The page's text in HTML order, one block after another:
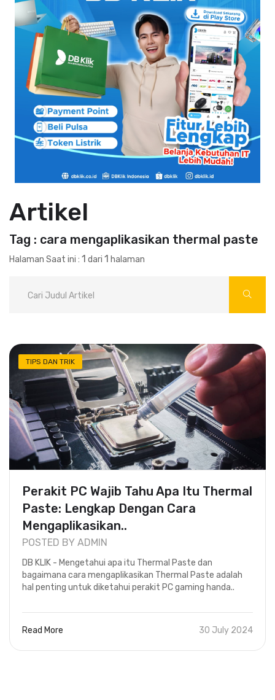
Artikel
Tag : cara mengaplikasikan thermal paste
Halaman Saat ini : 1 dari 1 halaman
TIPS DAN TRIK
Perakit PC Wajib Tahu Apa Itu Thermal
Paste: Lengkap Dengan Cara
Mengaplikasikan..
POSTED BY ADMIN
DB KLIK - Mengetahui apa itu Thermal Paste dan
bagaimana cara mengaplikasikan Thermal Paste adalah
hal penting untuk diketahui perakit PC gaming handa..
Read More 30 July 2024